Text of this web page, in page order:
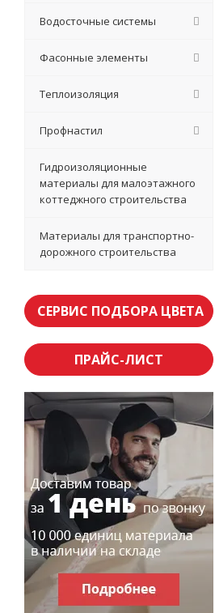
Водосточные системы
Фасонные элементы
Теплоизоляция
Профнастил
Гидроизоляционные
материалы для малоэтажного
коттеджного строительства
Материалы для транспортно-
дорожного строительства
СЕРВИС ПОДБОРА ЦВЕТА
ПРАЙС-ЛИСТ